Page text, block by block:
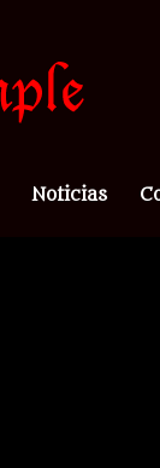
Noticias